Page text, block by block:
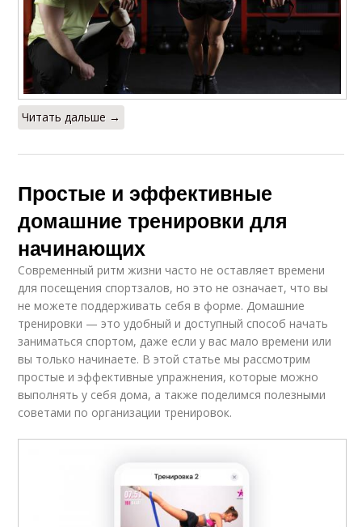
Читать дальше →
Простые и эффективные
домашние тренировки для
начинающих
Современный ритм жизни часто не оставляет времени
для посещения спортзалов, но это не означает, что вы
не можете поддерживать себя в форме. Домашние
тренировки — это удобный и доступный способ начать
заниматься спортом, даже если у вас мало времени или
вы только начинаете. В этой статье мы рассмотрим
простые и эффективные упражнения, которые можно
выполнять у себя дома, а также поделимся полезными
советами по организации тренировок.